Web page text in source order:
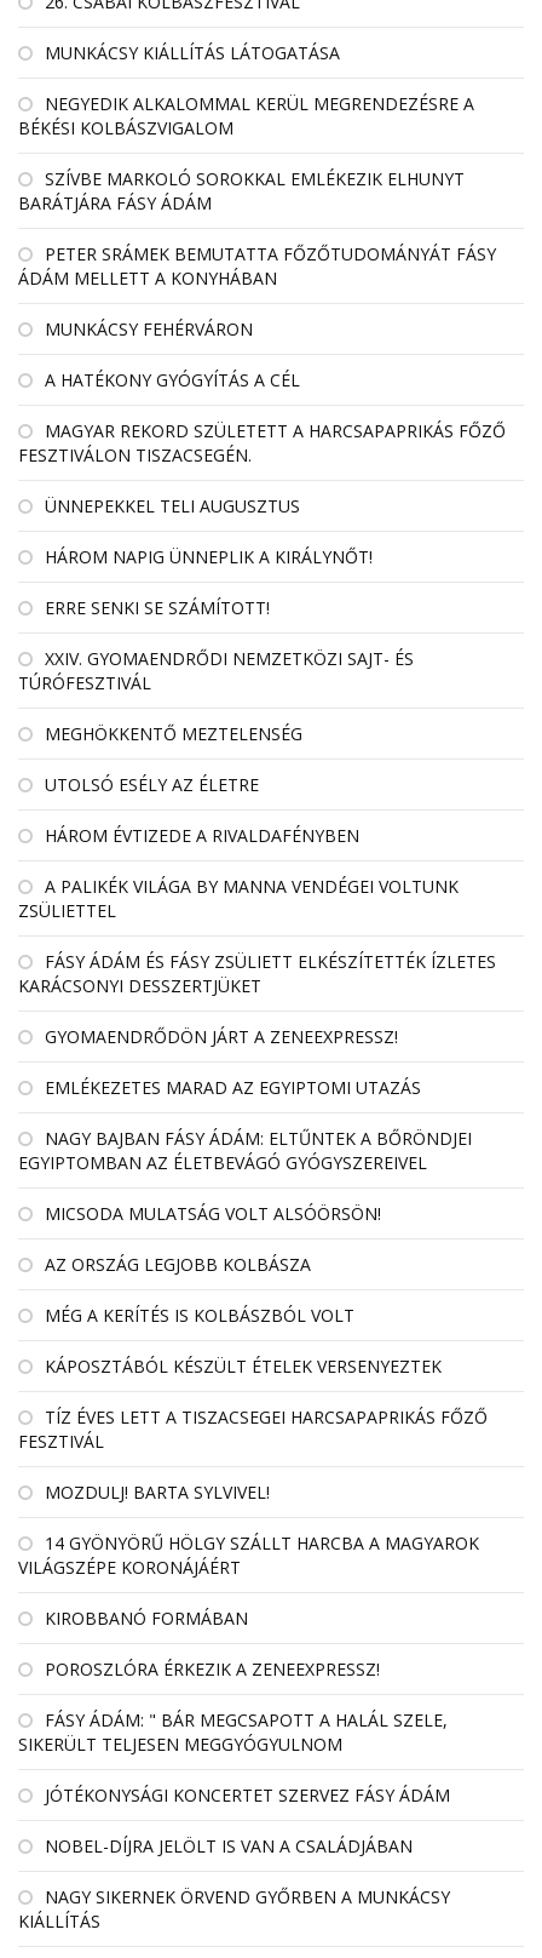
MUNKÁCSY KIÁLLÍTÁS LÁTOGATÁSA
NEGYEDIK ALKALOMMAL KERÜL MEGRENDEZÉSRE A
BÉKÉSI KOLBÁSZVIGALOM
SZÍVBE MARKOLÓ SOROKKAL EMLÉKEZIK ELHUNYT
BARÁTJÁRA FÁSY ÁDÁM
PETER SRÁMEK BEMUTATTA FŐZŐTUDOMÁNYÁT FÁSY
ÁDÁM MELLETT A KONYHÁBAN
MUNKÁCSY FEHÉRVÁRON
A HATÉKONY GYÓGYÍTÁS A CÉL
MAGYAR REKORD SZÜLETETT A HARCSAPAPRIKÁS FŐZŐ
FESZTIVÁLON TISZACSEGÉN.
ÜNNEPEKKEL TELI AUGUSZTUS
HÁROM NAPIG ÜNNEPLIK A KIRÁLYNŐT!
ERRE SENKI SE SZÁMÍTOTT!
XXIV. GYOMAENDRŐDI NEMZETKÖZI SAJT- ÉS
TÚRÓFESZTIVÁL
MEGHÖKKENTŐ MEZTELENSÉG
UTOLSÓ ESÉLY AZ ÉLETRE
HÁROM ÉVTIZEDE A RIVALDAFÉNYBEN
A PALIKÉK VILÁGA BY MANNA VENDÉGEI VOLTUNK
ZSÜLIETTEL
FÁSY ÁDÁM ÉS FÁSY ZSÜLIETT ELKÉSZÍTETTÉK ÍZLETES
KARÁCSONYI DESSZERTJÜKET
GYOMAENDRŐDÖN JÁRT A ZENEEXPRESSZ!
EMLÉKEZETES MARAD AZ EGYIPTOMI UTAZÁS
NAGY BAJBAN FÁSY ÁDÁM: ELTŰNTEK A BŐRÖNDJEI
EGYIPTOMBAN AZ ÉLETBEVÁGÓ GYÓGYSZEREIVEL
MICSODA MULATSÁG VOLT ALSÓÖRSÖN!
AZ ORSZÁG LEGJOBB KOLBÁSZA
MÉG A KERÍTÉS IS KOLBÁSZBÓL VOLT
KÁPOSZTÁBÓL KÉSZÜLT ÉTELEK VERSENYEZTEK
TÍZ ÉVES LETT A TISZACSEGEI HARCSAPAPRIKÁS FŐZŐ
FESZTIVÁL
MOZDULJ! BARTA SYLVIVEL!
14 GYÖNYÖRŰ HÖLGY SZÁLLT HARCBA A MAGYAROK
VILÁGSZÉPE KORONÁJÁÉRT
KIROBBANÓ FORMÁBAN
POROSZLÓRA ÉRKEZIK A ZENEEXPRESSZ!
FÁSY ÁDÁM: " BÁR MEGCSAPOTT A HALÁL SZELE,
SIKERÜLT TELJESEN MEGGYÓGYULNOM
JÓTÉKONYSÁGI KONCERTET SZERVEZ FÁSY ÁDÁM
NOBEL-DÍJRA JELÖLT IS VAN A CSALÁDJÁBAN
NAGY SIKERNEK ÖRVEND GYŐRBEN A MUNKÁCSY
KIÁLLÍTÁS